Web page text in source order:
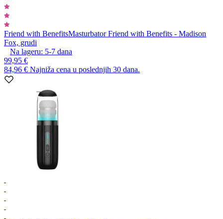
Friend with BenefitsMasturbator Friend with Benefits - Madison
Fox, grudi
Na lageru: 5-7 dana
99,95 €
84,96 € Najniža cena u poslednjih 30 dana.